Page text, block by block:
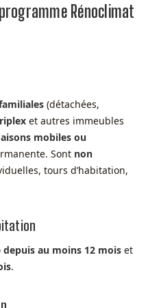
Rénoclimat
(détachées,
et autres immeubles
mobiles ou
Sont non
tours d’habitation,
au moins 12 mois et
.